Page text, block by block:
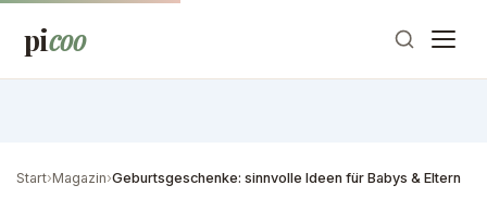
Inhalt
picoo
Start›Magazin›Geburtsgeschenke: sinnvolle Ideen für Babys & Eltern